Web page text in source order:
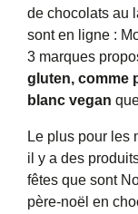
de chocolats au
sont en ligne :
3 marques
gluten, comme
blanc vegan
Le plus pour les
il y a des
fêtes que sont
père-noël en